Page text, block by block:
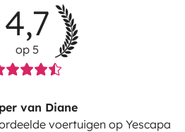
4,7
op 5
van Diane
voertuigen op Yescapa